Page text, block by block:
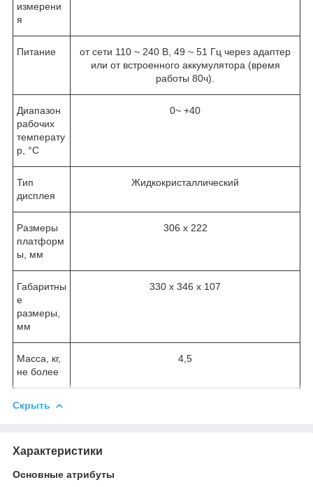
измерени
я
Питание
от сети 110 ~ 240 В, 49 ~ 51 Гц через адаптер
или от встроенного аккумулятора (время
работы 80ч).
Диапазон
рабочих
температу
р, °C
0~ +40
Тип
дисплея
Жидкокристаллический
Размеры
платформ
ы, мм
306 х 222
Габаритны
е
размеры,
мм
330 x 346 x 107
Масса, кг,
не более
4,5
Скрыть
Характеристики
Основные атрибуты